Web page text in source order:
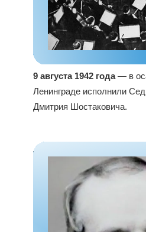
9 августа 1942 года— в
Ленинграде исполнили
Дмитрия Шостаковича.